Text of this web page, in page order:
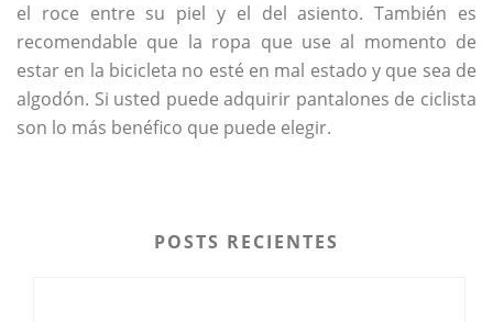
el roce entre su piel y el del asiento. También es
recomendable que la ropa que use al momento de
estar en la bicicleta no esté en mal estado y que sea de
algodón. Si usted puede adquirir pantalones de ciclista
son lo más benéfico que puede elegir.
POSTS RECIENTES